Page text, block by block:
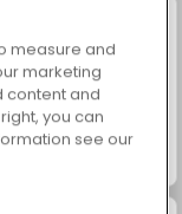
measure and
marketing
content and
you can
see our